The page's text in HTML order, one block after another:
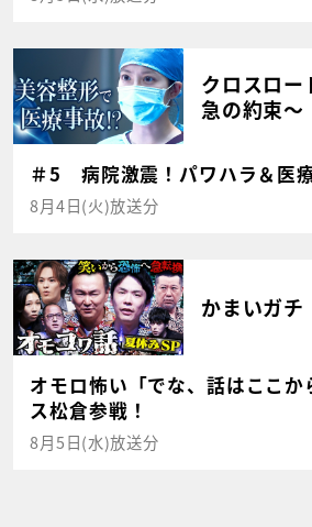
クロスロー
急の約束～
＃5 病院激震！パワハラ＆医
8月4日(火)放送分
かまいガチ
オモロ怖い「でな、話はここか
ス松倉参戦！
8月5日(水)放送分